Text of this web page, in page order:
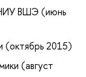
НИУ ВШЭ (июнь
(октябрь 2015)
(август